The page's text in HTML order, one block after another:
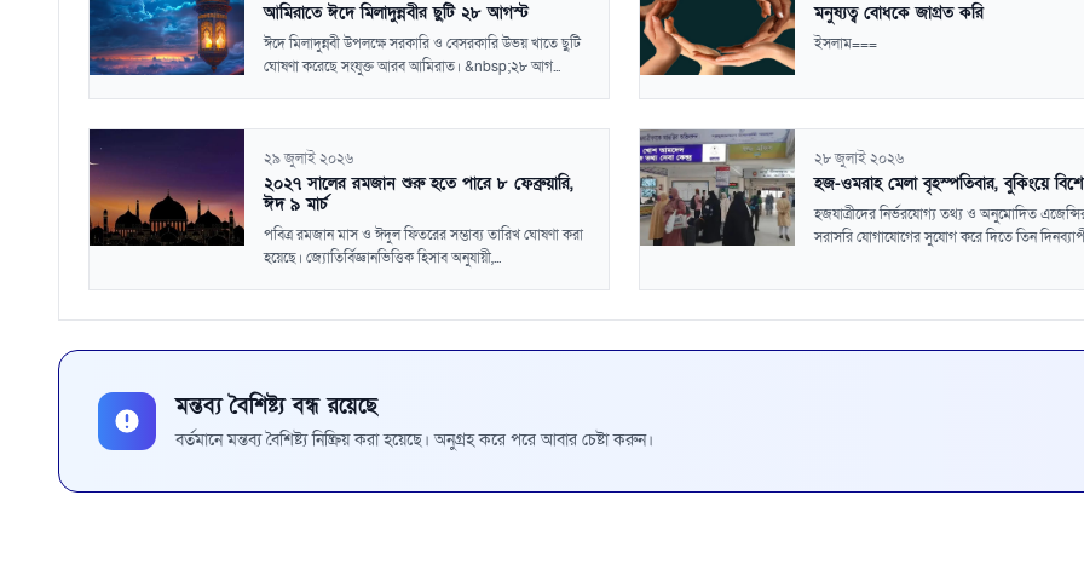
আমিরাতে ঈদে মিলাদুন্নবীর ছুটি ২৮ আগস্ট
ঈদে মিলাদুন্নবী উপলক্ষে সরকারি ও বেসরকারি উভয় খাতে ছুটি
ঘোষণা করেছে সংযুক্ত আরব আমিরাত। &nbsp;২৮ আগ...
মনুষ্যত্ব বোধকে জাগ্রত করি
ইসলাম===
২৯ জুলাই ২০২৬
২০২৭ সালের রমজান শুরু হতে পারে ৮ ফেব্রুয়ারি,
ঈদ ৯ মার্চ
পবিত্র রমজান মাস ও ঈদুল ফিতরের সম্ভাব্য তারিখ ঘোষণা করা
হয়েছে। জ্যোতির্বিজ্ঞানভিত্তিক হিসাব অনুযায়ী,...
২৮ জুলাই ২০২৬
হজ-ওমরাহ মেলা বৃহস্পতিবার, বুকিংয়ে
হজযাত্রীদের নির্ভরযোগ্য তথ্য ও অনুমোদিত
সরাসরি যোগাযোগের সুযোগ করে দিতে তিন
মন্তব্য বৈশিষ্ট্য বন্ধ রয়েছে
বর্তমানে মন্তব্য বৈশিষ্ট্য নিষ্ক্রিয় করা হয়েছে। অনুগ্রহ করে পরে আবার চেষ্টা করুন।